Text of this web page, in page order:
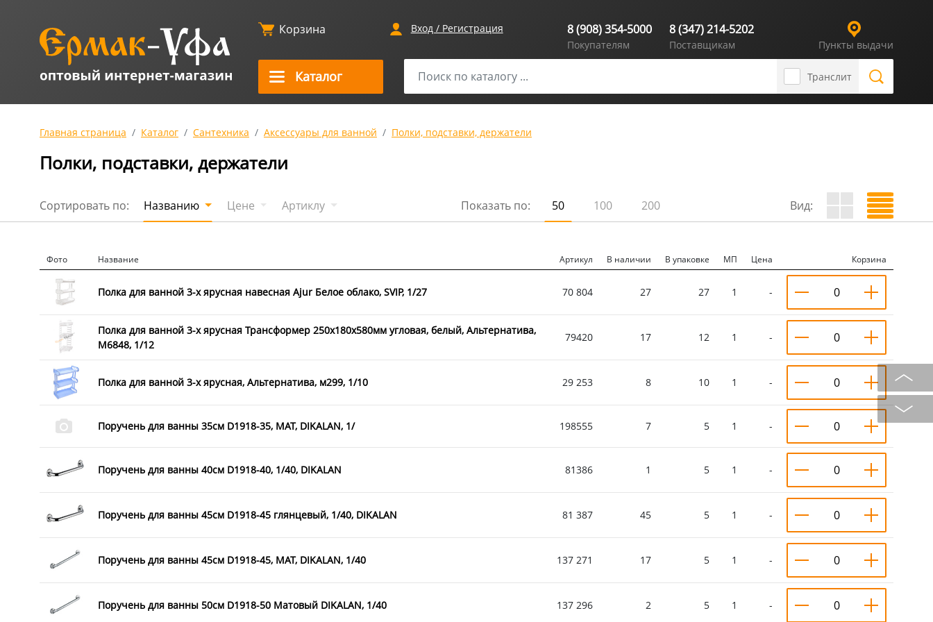
Корзина Вход / Регистрация 8 (908) 354-5000
Покупателям
8 (347) 214-5202
Поставщикам Пункты выдачи
Каталог Транслит
Главная страница Каталог Сантехника Аксессуары для ванной Полки, подставки, держатели
Полки, подставки, держатели
Сортировать по: Названию Цене Артиклу Показать по: 50 100 200 Вид:
Фото Название Артикул В наличии В упаковке МП Цена Корзина
Полка для ванной 3-х ярусная навесная Ajur Белое облако, SVIP, 1/27 70 804 27 27 1 -
Полка для ванной 3-х ярусная Трансформер 250х180х580мм угловая, белый, Альтернатива,
М6848, 1/12
79420 17 12 1 -
Полка для ванной 3-х ярусная, Альтернатива, м299, 1/10 29 253 8 10 1 -
Поручень для ванны 35см D1918-35, МАТ, DIKALAN, 1/ 198555 7 5 1 -
Поручень для ванны 40см D1918-40, 1/40, DIKALAN 81386 1 5 1 -
Поручень для ванны 45см D1918-45 глянцевый, 1/40, DIKALAN 81 387 45 5 1 -
Поручень для ванны 45см D1918-45, МАТ, DIKALAN, 1/40 137 271 17 5 1 -
Поручень для ванны 50см D1918-50 Матовый DIKALAN, 1/40 137 296 2 5 1 -